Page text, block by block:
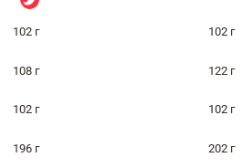
102 г 102 г
108 г 122 г
102 г 102 г
196 г 202 г